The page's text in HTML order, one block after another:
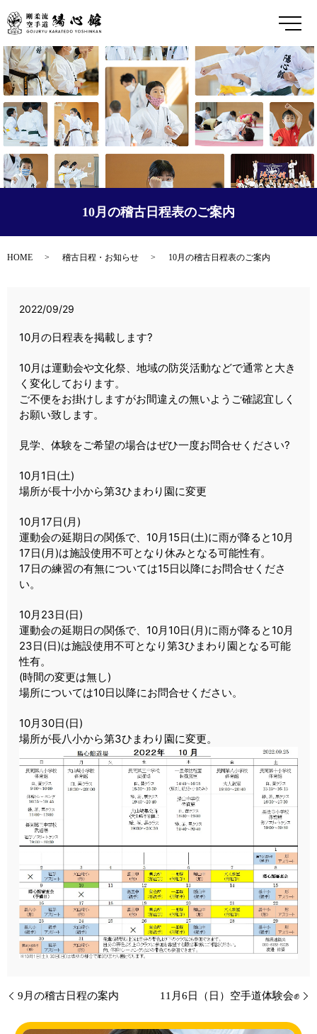
メ
10月の稽古日程表のご案内
HOME 稽古日程・お知らせ 10月の稽古日程表のご案内
2022/09/29
10月の日程表を掲載します?
10月は運動会や文化祭、地域の防災活動などで通常と大き
く変化しております。
ご不便をお掛けしますがお間違えの無いようご確認宜しく
お願い致します。
見学、体験をご希望の場合はぜひ一度お問合せください?
10月1日(土)
場所が長十小から第3ひまわり園に変更
10月17日(月)
運動会の延期日の関係で、10月15日(土)に雨が降ると10月
17日(月)は施設使用不可となり休みとなる可能性有。
17日の練習の有無については15日以降にお問合せくださ
い。
10月23日(日)
運動会の延期日の関係で、10月10日(月)に雨が降ると10月
23日(日)は施設使用不可となり第3ひまわり園となる可能
性有。
(時間の変更は無し)
場所については10日以降にお問合せください。
10月30日(日)
場所が長八小から第3ひまわり園に変更。
9月の稽古日程の案内 11月6日（日）空手道体験会✊